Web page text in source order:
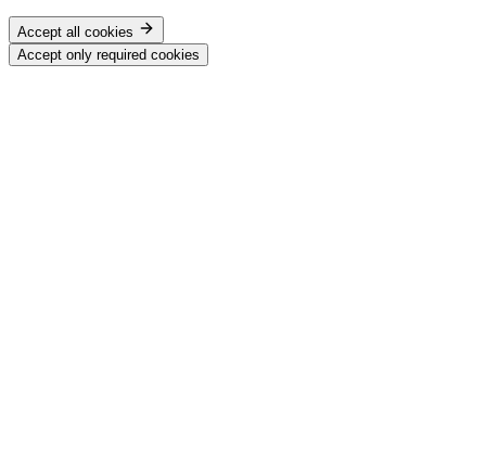
Accept all cookies
Accept only required cookies